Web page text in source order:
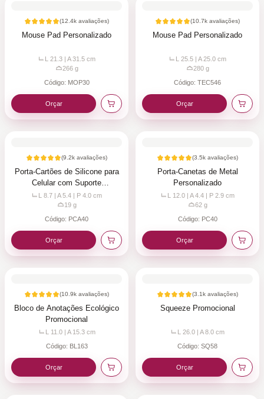
(12.4k avaliações)
Mouse Pad Personalizado
L 21.3 | A 31.5 cm
266g
Código: MOP30
Orçar
(10.7k avaliações)
Mouse Pad Personalizado
L 25.5 | A 25.0 cm
280g
Código: TEC546
Orçar
(9.2k avaliações)
Porta-Cartões de Silicone para
Celular com Suporte
Personalizado
L 8.7 | A 5.4 | P 4.0 cm
19g
Código: PCA40
Orçar
(3.5k avaliações)
Porta-Canetas de Metal
Personalizado
L 12.0 | A 4.4 | P 2.9 cm
62g
Código: PC40
Orçar
(10.9k avaliações)
Bloco de Anotações Ecológico
Promocional
L 11.0 | A 15.3cm
Código: BL163
Orçar
(3.1k avaliações)
Squeeze Promocional
L 26.0 | A 8.0 cm
Código: SQ58
Orçar